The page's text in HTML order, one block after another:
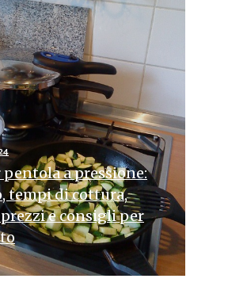
a pressione:
tempi di cottura,
e consigli per